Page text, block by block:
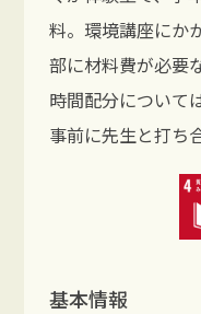
料。環境講座にか
部に材料費が必要
時間配分について
事前に先生と打ち
基本情報